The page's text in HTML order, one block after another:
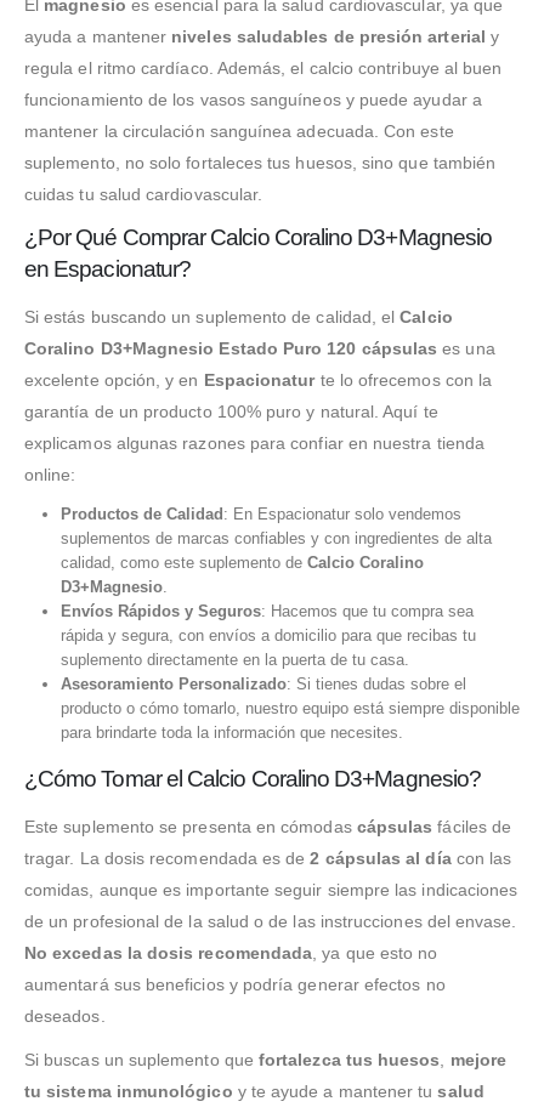
El magnesio es esencial para la salud cardiovascular, ya que
ayuda a mantener niveles saludables de presión arterial y
regula el ritmo cardíaco. Además, el calcio contribuye al buen
funcionamiento de los vasos sanguíneos y puede ayudar a
mantener la circulación sanguínea adecuada. Con este
suplemento, no solo fortaleces tus huesos, sino que también
cuidas tu salud cardiovascular.
¿Por Qué Comprar Calcio Coralino D3+Magnesio
en Espacionatur?
Si estás buscando un suplemento de calidad, elCalcio
Coralino D3+Magnesio Estado Puro 120 cápsulas es una
excelente opción, y en Espacionaturte lo ofrecemos con la
garantía de un producto 100% puro y natural. Aquí te
explicamos algunas razones para confiar en nuestra tienda
online:
Productos de Calidad : En Espacionatur solo vendemos
suplementos de marcas confiables y con ingredientes de alta
calidad, como este suplemento de Calcio Coralino
D3+Magnesio.
Envíos Rápidos y Seguros: Hacemos que tu compra sea
rápida y segura, con envíos a domicilio para que recibas tu
suplemento directamente en la puerta de tu casa.
Asesoramiento Personalizado: Si tienes dudas sobre el
producto o cómo tomarlo, nuestro equipo está siempre disponible
para brindarte toda la información que necesites.
¿Cómo Tomar el Calcio Coralino D3+Magnesio?
Este suplemento se presenta en cómodas cápsulas fáciles de
tragar. La dosis recomendada es de2 cápsulas al díacon las
comidas, aunque es importante seguir siempre las indicaciones
de un profesional de la salud o de las instrucciones del envase.
No excedas la dosis recomendada , ya que esto no
aumentará sus beneficios y podría generar efectos no
deseados.
Si buscas un suplemento que fortalezca tus huesos
mejore
tu sistema inmunológico y te ayude a mantener tusalud